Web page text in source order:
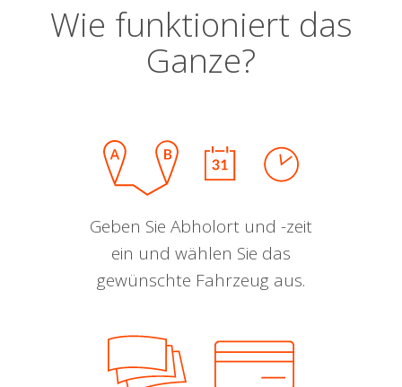
Wie funktioniert das
Ganze?
Geben Sie Abholort und -zeit
ein und wählen Sie das
gewünschte Fahrzeug aus.